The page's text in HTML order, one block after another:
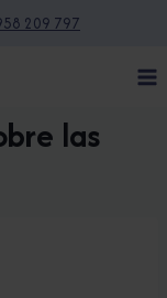
209 797
las